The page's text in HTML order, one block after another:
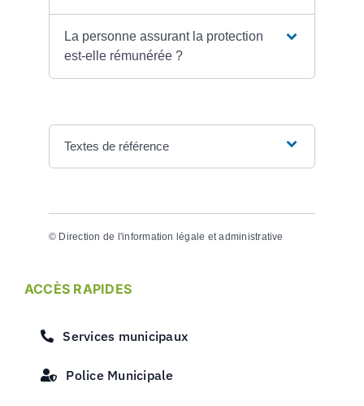
La personne assurant la protection
est-elle rémunérée ?
Textes de référence
© Direction de l'information légale et administrative
ACCÈS RAPIDES
Services municipaux
Police Municipale